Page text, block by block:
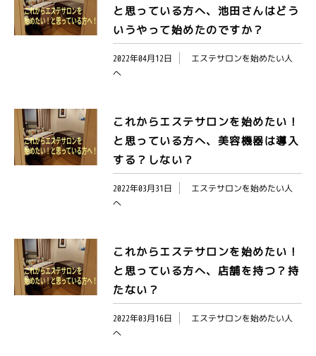
と思っている方へ、池田さんはどう
いうやって始めたのですか？
2022年04月12日
エステサロンを始めたい人
へ
これからエステサロンを始めたい！
と思っている方へ、美容機器は導入
する？しない？
2022年03月31日
エステサロンを始めたい人
へ
これからエステサロンを始めたい！
と思っている方へ、店舗を持つ？持
たない？
2022年03月16日
エステサロンを始めたい人
へ